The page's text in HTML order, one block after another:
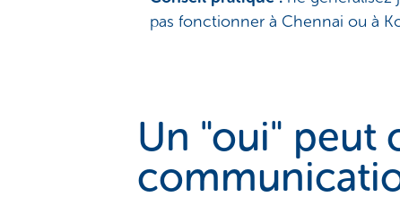
pas fonctionner à Chennai ou à
Un "oui" peut